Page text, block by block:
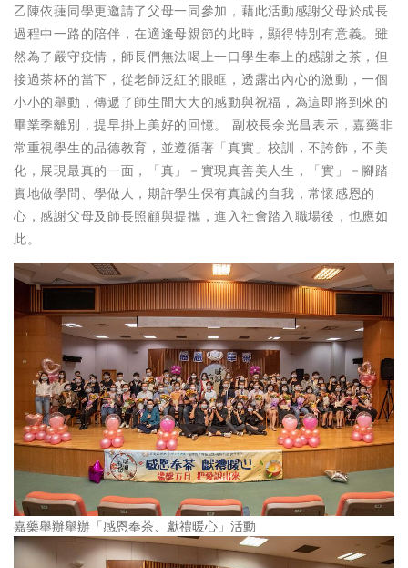
乙陳依蓵同學更邀請了父母一同參加，藉此活動感謝父母於成長
過程中一路的陪伴，在適逢母親節的此時，顯得特別有意義。雖
然為了嚴守疫情，師長們無法喝上一口學生奉上的感謝之茶，但
接過茶杯的當下，從老師泛紅的眼眶，透露出內心的激動，一個
小小的舉動，傳遞了師生間大大的感動與祝福，為這即將到來的
畢業季離別，提早掛上美好的回憶。 副校長余光昌表示，嘉藥非
常重視學生的品德教育，並遵循著「真實」校訓，不誇飾，不美
化，展現最真的一面，「真」－實現真善美人生，「實」－腳踏
實地做學問、學做人，期許學生保有真誠的自我，常懷感恩的
心，感謝父母及師長照顧與提攜，進入社會踏入職場後，也應如
此。
嘉藥舉辦舉辦「感恩奉茶、獻禮暖心」活動